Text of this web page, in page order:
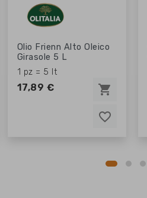
favorite_border
favorite_border
favorite_border
Olio Frienn Alto Oleico
Girasole 5 L
1 pz = 5 lt
17,89 € shopping_cart